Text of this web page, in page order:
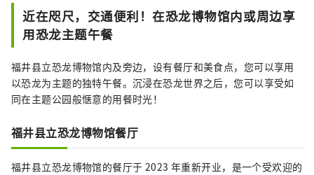
我们还积极迎接以旅游业为中心的新事业的挑
战，以振兴胜胜山町。
近在咫尺，交通便利！在恐龙博物馆内或周边享
用恐龙主题午餐
福井县立恐龙博物馆内及旁边，设有餐厅和美食点，您可以享用
以恐龙为主题的独特午餐。沉浸在恐龙世界之后，您可以享受如
同在主题公园般惬意的用餐时光！
福井县立恐龙博物馆餐厅
福井县立恐龙博物馆的餐厅于 2023 年重新开业，是一个受欢迎的